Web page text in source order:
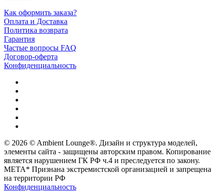
Как оформить заказа?
Оплата и Доставка
Политика возврата
Гарантия
Частые вопросы FAQ
Договор-оферта
Конфиденциальность
© 2026 © Ambient Lounge®. Дизайн и структура моделей,
элементы сайта - защищены авторским правом. Копирование
является нарушением ГК РФ ч.4 и преследуется по закону.
МЕТА* Признана экстремистской организацией и запрещена
на территории РФ
Конфиденциальность